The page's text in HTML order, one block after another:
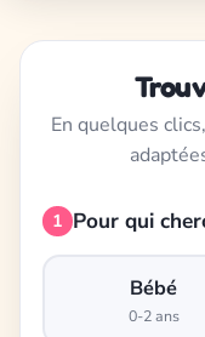
En quelques
1 Pour qui
Bébé
0-2 ans